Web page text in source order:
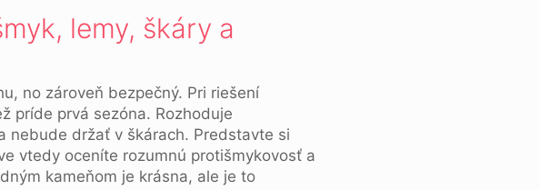
lemy, škáry a
no zároveň bezpečný. Pri riešení
príde prvá sezóna. Rozhoduje
nebude držať v škárach. Predstavte si
vtedy oceníte rozumnú protišmykovosť a
kameňom je krásna, ale je to